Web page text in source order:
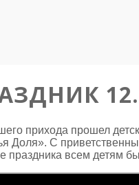
прихода прошел
Доля». С
всем детям